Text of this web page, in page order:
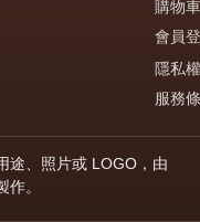
購物車
會員
隱私
服務
途、照片或 LOGO，由
。